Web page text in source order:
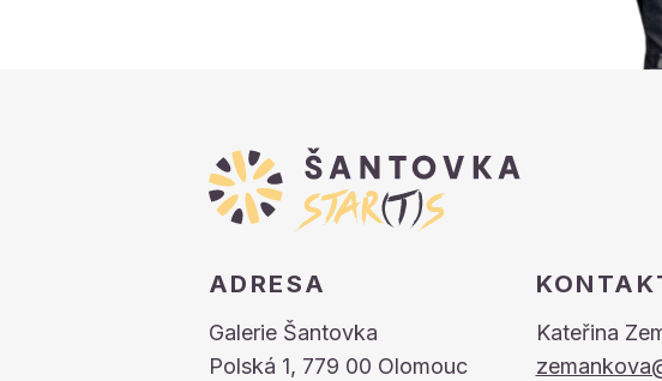
ADRESA
Galerie Šantovka
Polská 1, 779 00 Olomouc
Kateřina